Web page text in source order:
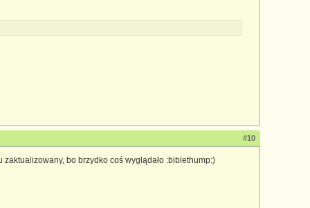
#10
zaktualizowany, bo brzydko coś wyglądało :biblethump:)